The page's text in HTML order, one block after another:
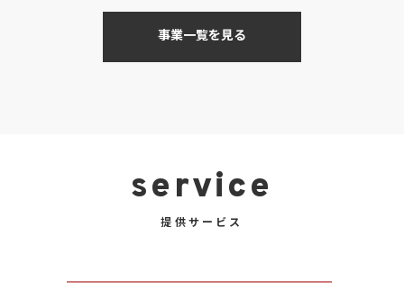
事業一覧を見る
service
提供サービス